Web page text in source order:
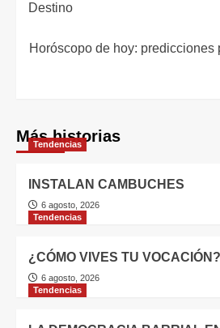
Destino
Horóscopo de hoy: predicciones
Más historias
Tendencias
INSTALAN CAMBUCHES
6 agosto, 2026
Tendencias
¿CÓMO VIVES TU VOCACIÓN?
6 agosto, 2026
Tendencias